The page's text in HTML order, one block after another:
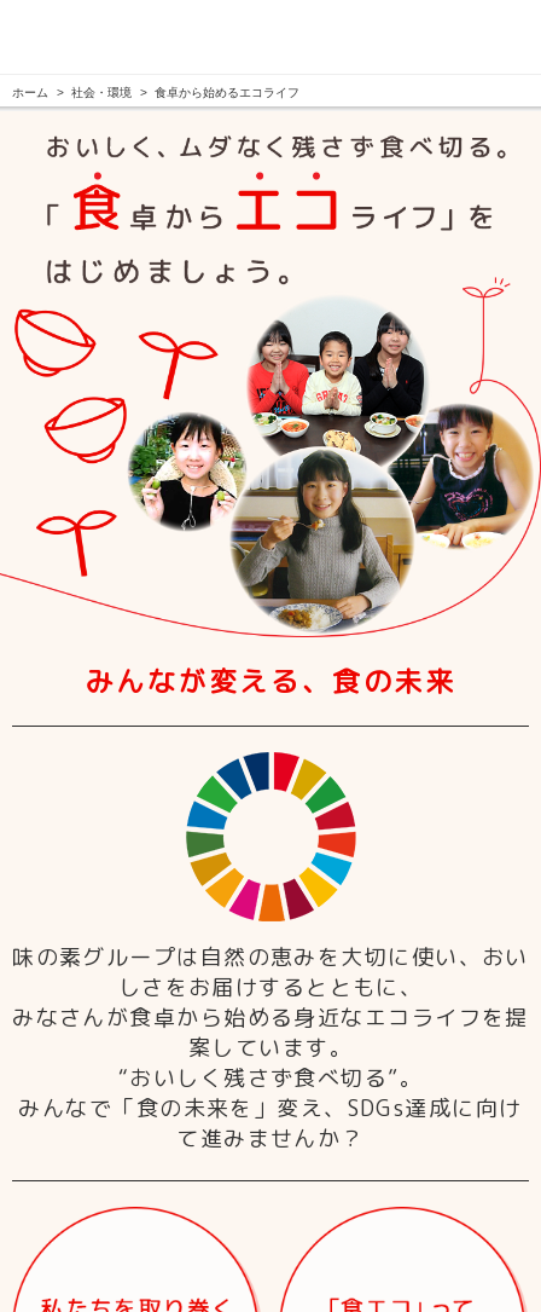
ホーム 社会・環境 食卓から始めるエコライフ
みんなが変える、食の未来
味の素グループは自然の恵みを大切に使い、おい
しさをお届けするとともに、
みなさんが食卓から始める身近なエコライフを提
案しています。
“おいしく残さず食べ切る”。
みんなで「食の未来を」変え、SDGs達成に向け
て進みませんか？